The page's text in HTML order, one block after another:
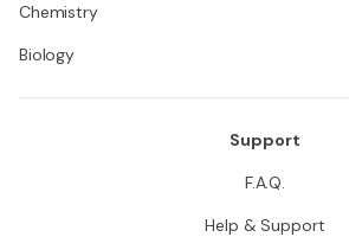
Chemistry
Biology
Support
F.A.Q.
Help & Support